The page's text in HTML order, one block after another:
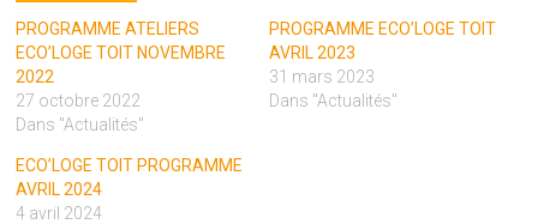
PROGRAMME ATELIERS
ECO’LOGE TOIT NOVEMBRE
2022
27 octobre 2022
Dans "Actualités"
PROGRAMME ECO’LOGE TOIT
AVRIL 2023
31 mars 2023
Dans "Actualités"
ECO’LOGE TOIT PROGRAMME
AVRIL 2024
4 avril 2024